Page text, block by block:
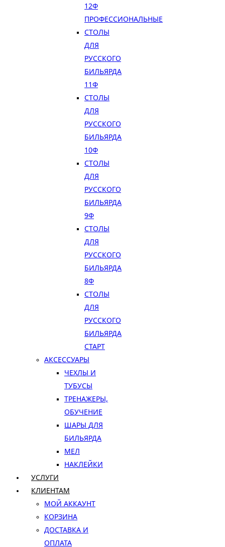
12Ф
ПРОФЕССИОНАЛЬНЫЕ
СТОЛЫ
ДЛЯ
РУССКОГО
БИЛЬЯРДА
11Ф
СТОЛЫ
ДЛЯ
РУССКОГО
БИЛЬЯРДА
10Ф
СТОЛЫ
ДЛЯ
РУССКОГО
БИЛЬЯРДА
9Ф
СТОЛЫ
ДЛЯ
РУССКОГО
БИЛЬЯРДА
8Ф
СТОЛЫ
ДЛЯ
РУССКОГО
БИЛЬЯРДА
СТАРТ
АКСЕССУАРЫ
ЧЕХЛЫ И
ТУБУСЫ
ТРЕНАЖЕРЫ,
ОБУЧЕНИЕ
ШАРЫ ДЛЯ
БИЛЬЯРДА
МЕЛ
НАКЛЕЙКИ
УСЛУГИ
КЛИЕНТАМ
МОЙ АККАУНТ
КОРЗИНА
ДОСТАВКА И
ОПЛАТА